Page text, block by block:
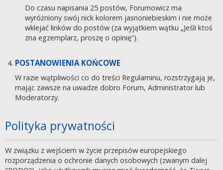
Do czasu napisania 25 postów, Forumowicz ma
wyróżniony swój nick kolorem jasnoniebieskim i nie może
wklejać linków do postów (za wyjątkiem wątku „Jeśli ktoś
zna egzemplarz, proszę o opinię”).
POSTANOWIENIA KOŃCOWE
W razie wątpliwości co do treści Regulaminu, rozstrzygają je,
mając zawsze na uwadze dobro Forum, Administrator lub
Moderatorzy.
Polityka prywatności
W związku z wejściem w życie przepisów europejskiego
rozporządzenia o ochronie danych osobowych (zwanym dalej